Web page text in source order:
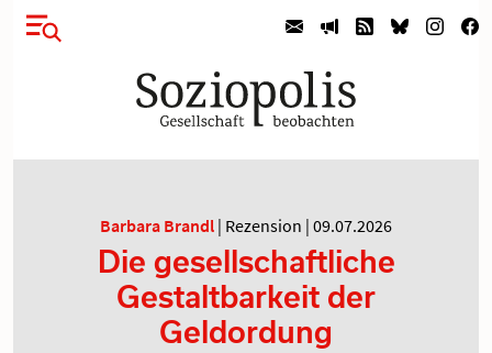
Barbara Brandl | Rezension | 09.07.2026
Die gesellschaftliche
Gestaltbarkeit der
Geldordung